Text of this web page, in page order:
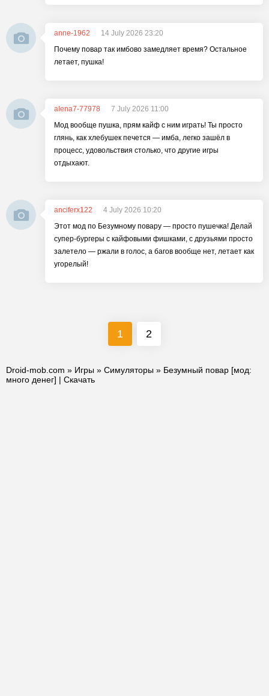
anne-1962
14 July 2026 23:20
Почему повар так имбово замедляет время? Остальное
летает, пушка!
alena7-77978
7 July 2026 11:00
Мод вообще пушка, прям кайф с ним играть! Ты просто
глянь, как хлебушек печется — имба, легко зашёл в
процесс, удовольствия столько, что другие игры
отдыхают.
anciferx122
4 July 2026 10:20
Этот мод по Безумному повару — просто пушечка! Делай
супер-бургеры с кайфовыми фишками, с друзьями просто
залетело — ржали в голос, а багов вообще нет, летает как
угорелый!
1 2
Droid-mob.com » Игры » Симуляторы » Безумный повар [мод:
много денег] | Скачать